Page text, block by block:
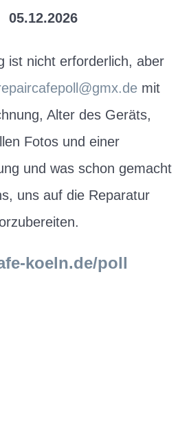
05.12.2026
ist nicht erforderlich, aber
mit
Alter des Geräts,
Fotos und einer
und was schon gemacht
uns auf die Reparatur
koeln.de/poll